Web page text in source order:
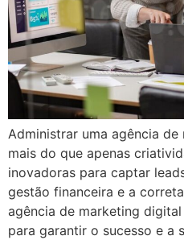
Administrar uma agência
mais do que apenas
inovadoras para captar
gestão financeira e a
agência de marketing
para garantir o sucesso e a